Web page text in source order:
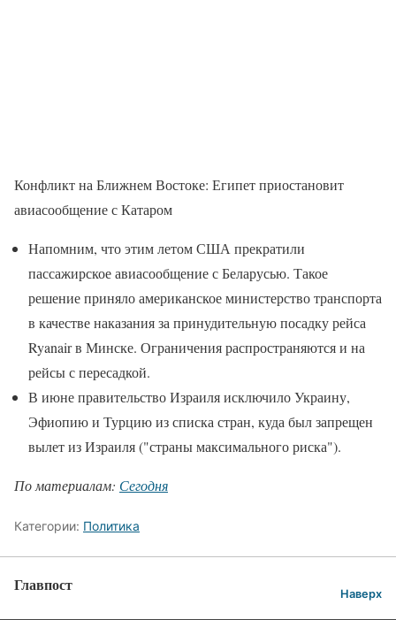
Конфликт на Ближнем Востоке: Египет приостановит
авиасообщение с Катаром
Напомним, что этим летом США прекратили
пассажирское авиасообщение с Беларусью. Такое
решение приняло американское министерство транспорта
в качестве наказания за принудительную посадку рейса
Ryanair в Минске. Ограничения распространяются и на
рейсы с пересадкой.
В июне правительство Израиля исключило Украину,
Эфиопию и Турцию из списка стран, куда был запрещен
вылет из Израиля ("страны максимального риска").
По материалам: Сегодня
Категории: Политика
Главпост Наверх